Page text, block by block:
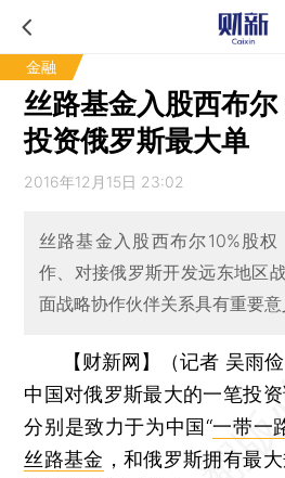
金融
丝路基金入股西布
投资俄罗斯最大单
2016年12月15日 23:02
丝路基金入股西布尔10%股
作、对接俄罗斯开发远东地区
面战略协作伙伴关系具有重要意
【财新网】（记者 吴雨俭
中国对俄罗斯最大的一笔投
分别是致力于为中国“一带一
丝路基金 ，和俄罗斯拥有最